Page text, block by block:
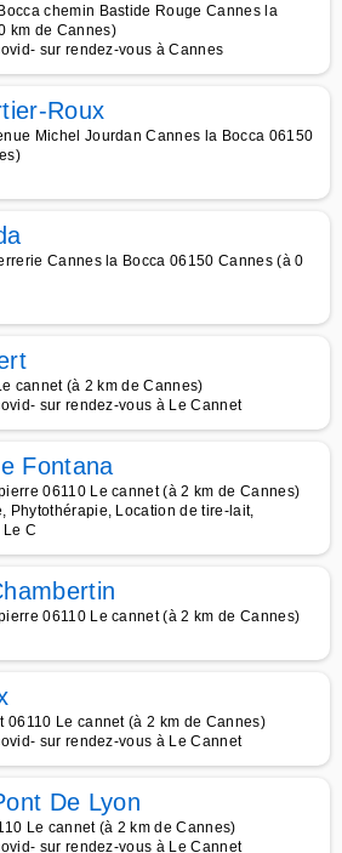
chemin Bastide Rouge Cannes la
km de Cannes)
sur rendez-vous à Cannes
Roux
Michel Jourdan Cannes la Bocca 06150
Cannes la Bocca 06150 Cannes (à 0
cannet (à 2 km de Cannes)
sur rendez-vous à Le Cannet
Fontana
06110 Le cannet (à 2 km de Cannes)
Phytothérapie, Location de tire-lait,
C
06110 Le cannet (à 2 km de Cannes)
06110 Le cannet (à 2 km de Cannes)
sur rendez-vous à Le Cannet
De Lyon
Le cannet (à 2 km de Cannes)
sur rendez-vous à Le Cannet